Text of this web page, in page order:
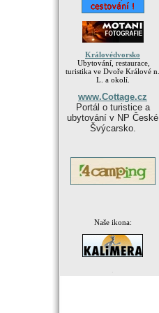
Královédvorsko
Ubytování, restaurace,
turistika ve Dvoře Králové n.
L. a okolí.
www.Cottage.cz
Portál o turistice a
ubytování v NP České
Švýcarsko.
Naše ikona: